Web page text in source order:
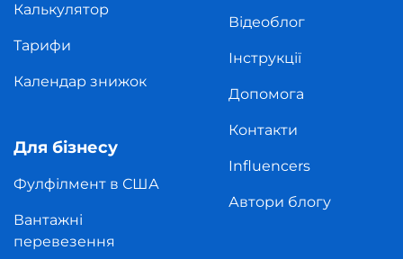
Калькулятор
Тарифи
Календар знижок
Для бізнесу
Фулфілмент в США
Вантажні
перевезення
Відеоблог
Інструкції
Допомога
Контакти
Influencers
Автори блогу